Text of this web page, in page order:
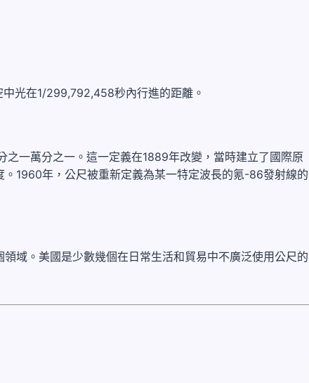
光在1/299,792,458秒內行進的距離。
一萬分之一。這一定義在1889年改變，當時建立了國際原
1960年，公尺被重新定義為某一特定波長的氪-86發射線的
域。美國是少數幾個在日常生活和貿易中不廣泛使用公尺的